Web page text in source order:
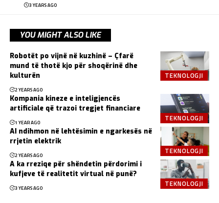
3 YEARS AGO
YOU MIGHT ALSO LIKE
TEKNOLOGJI
Robotët po vijnë në kuzhinë – Çfarë
mund të thotë kjo për shoqërinë dhe
kulturën
2 YEARS AGO
TEKNOLOGJI
Kompania kineze e inteligjencës
artificiale që trazoi tregjet financiare
1 YEAR AGO
TEKNOLOGJI
AI ndihmon në lehtësimin e ngarkesës në
rrjetin elektrik
2 YEARS AGO
TEKNOLOGJI
A ka rreziqe për shëndetin përdorimi i
kufjeve të realitetit virtual në punë?
3 YEARS AGO